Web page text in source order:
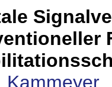
Kammeyer